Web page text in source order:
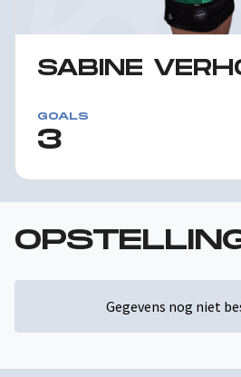
SABINE
GOALS
3
Gegevens nog niet